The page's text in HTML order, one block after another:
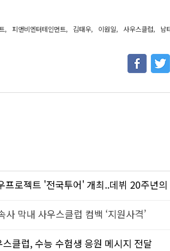
, 피앤비엔터테인먼트, 김태우, 이원일, 사우스클럽, 남
프로젝트 '전국투어' 개최..데뷔 20주년의
사 막내 사우스클럽 컴백 ‘지원사격’
클럽, 수능 수험생 응원 메시지 전달